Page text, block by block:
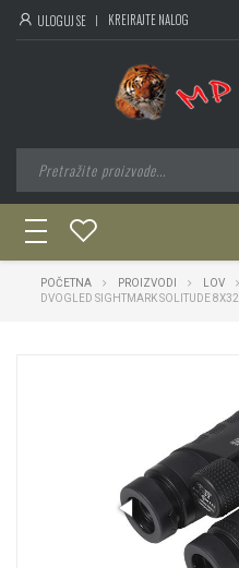
ULOGUJ SE KREIRAJTE NALOG
toggle
navigation
POČETNA PROIZVODI LOV
DVOGLED SIGHTMARK SOLITUDE 8X32